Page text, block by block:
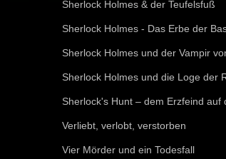
Sherlock Holmes & der Teufelsfuß
Sherlock Holmes - Das Erbe der
Sherlock Holmes und der Vampir
Sherlock Holmes und die Loge der
Sherlock's Hunt – dem Erzfeind auf
Verliebt, verlobt, verstorben
Vier Mörder und ein Todesfall